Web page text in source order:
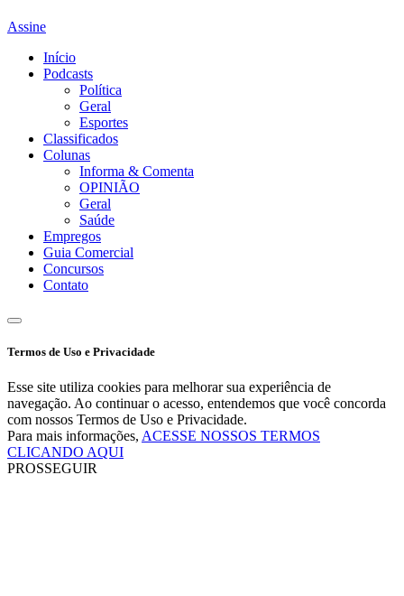
Assine
Início
Podcasts
Política
Geral
Esportes
Classificados
Colunas
Informa & Comenta
OPINIÃO
Geral
Saúde
Empregos
Guia Comercial
Concursos
Contato
Termos de Uso e Privacidade
Esse site utiliza cookies para melhorar sua experiência de
navegação. Ao continuar o acesso, entendemos que você concorda
com nossos Termos de Uso e Privacidade.
Para mais informações, ACESSE NOSSOS TERMOS
CLICANDO AQUI
PROSSEGUIR